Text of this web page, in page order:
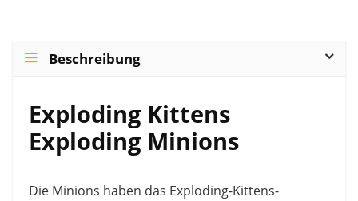
Beschreibung
Exploding Kittens
Exploding Minions
Die Minions haben das Exploding-Kittens-